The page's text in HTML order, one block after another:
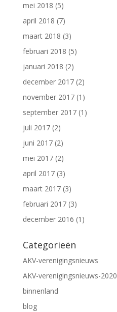
mei 2018 (5)
april 2018 (7)
maart 2018 (3)
februari 2018 (5)
januari 2018 (2)
december 2017(2)
november 2017(1)
september 2017(1)
juli 2017(2)
juni 2017(2)
mei 2017(2)
april 2017(3)
maart 2017(3)
februari 2017(3)
december 2016 (1)
Categorieën
AKV-verenigingsnieuws
AKV-verenigingsnieuws-2020
binnenland
blog